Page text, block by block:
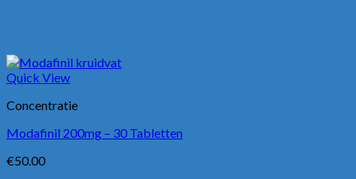
Quick View
Concentratie
Modafinil 200mg – 30 Tabletten
€50.00